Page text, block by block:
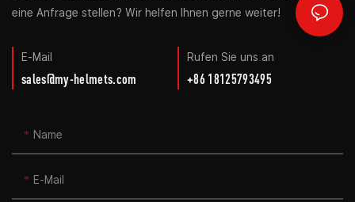
eine Anfrage stellen? Wir helfen Ihnen gerne weiter!
E-Mail
sales@my-helmets.com
Rufen Sie uns an
+86 18125793495
Name
E-Mail